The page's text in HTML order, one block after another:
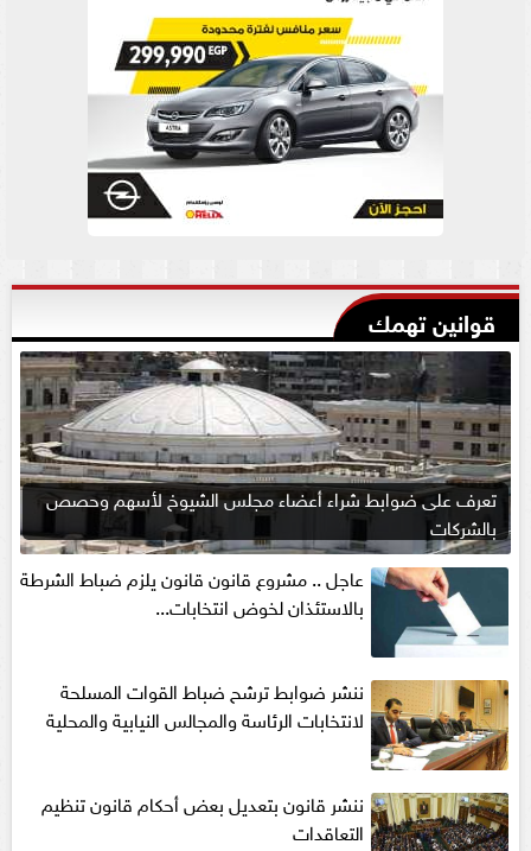
قوانين تهمك
تعرف على ضوابط شراء أعضاء مجلس الشيوخ لأسهم وحصص
بالشركات
عاجل .. مشروع قانون قانون يلزم ضباط الشرطة
بالاستئذان لخوض انتخابات...
ننشر ضوابط ترشح ضباط القوات المسلحة
لانتخابات الرئاسة والمجالس النيابية والمحلية‎
ننشر قانون بتعديل بعض أحكام قانون تنظيم
التعاقدات